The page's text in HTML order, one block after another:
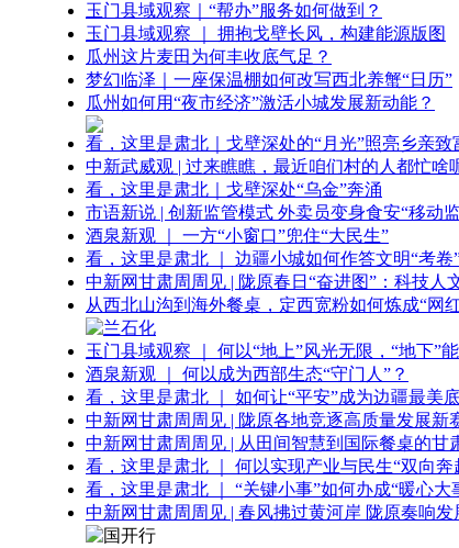
玉门县域观察｜“帮办”服务如何做到？
玉门县域观察 ｜ 拥抱戈壁长风，构建能源版图
瓜州这片麦田为何丰收底气足？
梦幻临泽｜一座保温棚如何改写西北养蟹“日历”
瓜州如何用“夜市经济”激活小城发展新动能？
看，这里是肃北｜戈壁深处的“月光”照亮乡亲致
中新武威观 | 过来瞧瞧，最近咱们村的人都忙啥
看，这里是肃北｜戈壁深处“乌金”奔涌
市语新说 | 创新监管模式 外卖员变身食安“移动
酒泉新观 ｜ 一方“小窗口”兜住“大民生”
看，这里是肃北 ｜ 边疆小城如何作答文明“考卷
中新网甘肃周周见 | 陇原春日“奋进图”：科技人
从西北山沟到海外餐桌，定西宽粉如何炼成“网
玉门县域观察 ｜ 何以“地上”风光无限，“地下”
酒泉新观 ｜ 何以成为西部生态“守门人”？
看，这里是肃北 ｜ 如何让“平安”成为边疆最美
中新网甘肃周周见 | 陇原各地竞逐高质量发展新
中新网甘肃周周见 | 从田间智慧到国际餐桌的甘
看，这里是肃北 ｜ 何以实现产业与民生“双向奔
看，这里是肃北 ｜ “关键小事”如何办成“暖心大
中新网甘肃周周见 | 春风拂过黄河岸 陇原奏响发